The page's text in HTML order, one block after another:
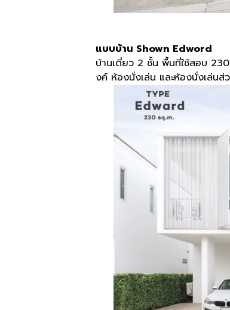
แบบบ้าน Shown Edword
บ้านเดี่ยว 2 ชั้น พื้นที่ใช้สอบ
งค์ ห้องนั่งเล่น และห้องนั่งเล่นส่